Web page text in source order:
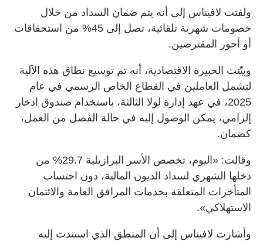
ولفتت لافيناس إلى أنه يتم ضمان السداد من خلال
خصومات شهرية تلقائية، تصل إلى 45% من استحقاقات
أو أجور المقترضين.
وبيّنت الخبيرة الاقتصادية، أنه تم توسيع نطاق هذه الآلية
لتشمل العاملين في القطاع الخاص الرسمي في عام
2025، في عهد إدارة لولا الثالثة، باستخدام صندوق ادخار
إلزامي، يمكن الوصول إليه في حالة الفصل من العمل،
كضمان.
وقالت: «اليوم، تخصص الأسر البرازيلية 29.7% من
دخلها الشهري لسداد الديون المالية، دون احتساب
المتأخرات المتعلقة بخدمات المرافق العامة والائتمان
الاستهلاكي».
وأشارت لافيناس إلى أن المنطق الذي استندت إليه